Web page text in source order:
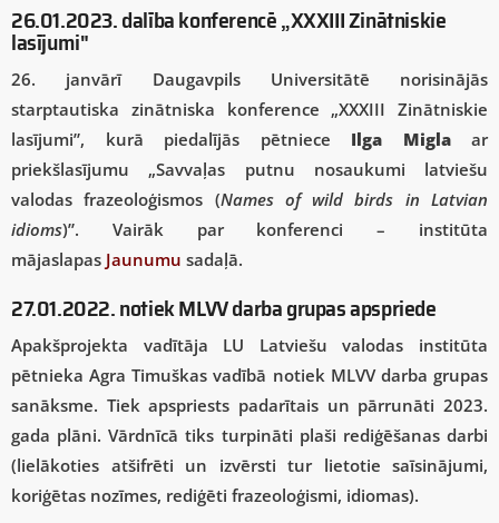
26.01.2023. dalība konferencē „XXXIII Zinātniskie
lasījumi"
26. janvārī Daugavpils Universitātē norisinājās
starptautiska zinātniska konference „XXXIII Zinātniskie
lasījumi”, kurā piedalījās pētniece Ilga Miglaar
priekšlasījumu „Savvaļas putnu nosaukumi latviešu
valodas frazeoloģismos (Names of wild birds in Latvian
idioms)”. Vairāk par konferenci – institūta
mājaslapas Jaunumu sadaļā.
27.01.2022. notiek MLVV darba grupas apspriede
Apakšprojekta vadītāja LU Latviešu valodas institūta
pētnieka Agra Timuškas vadībā notiek MLVV darba grupas
sanāksme. Tiek apspriests padarītais un pārrunāti 2023.
gada plāni. Vārdnīcā tiks turpināti plaši rediģēšanas darbi
(lielākoties atšifrēti un izvērsti tur lietotie saīsinājumi,
koriģētas nozīmes, rediģēti frazeoloģismi, idiomas).